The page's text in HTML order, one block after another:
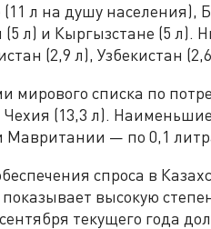
л на душу населения),
л) и Кыргызстане (5 л).
(2,9 л), Узбекистан
мирового списка по
Чехия (13,3 л).
Мавритании — по 0,1
спроса в
показывает высокую
текущего года